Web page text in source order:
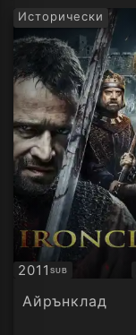
Исторически
2011SUB
Субтитри
Айрънклад